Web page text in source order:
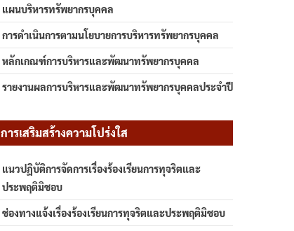
แผนบริหารทรัพยากรบุคคล
การดำเนินการตามนโยบายการบริหารทรัพยากรบุคคล
หลักเกณฑ์การบริหารและพัฒนาทรัพยากรบุคคล
รายงานผลการบริหารและพัฒนาทรัพยากรบุคคลประจำปี
การเสริมสร้างความโปร่งใส
แนวปฏิบัติการจัดการเรื่องร้องเรียนการทุจริตและ
ประพฤติมิชอบ
ช่องทางแจ้งเรื่องร้องเรียนการทุจริตและประพฤติมิชอบ